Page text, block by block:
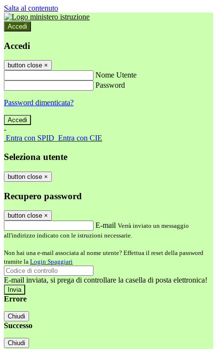
Salta al contenuto
Accedi
Accedi
button close ×
Nome Utente
Password
Password dimenticata?
-
Entra con SPID Entra con CIE
Seleziona utente
button close ×
Recupero password
button close ×
E-mail Verrà inviato un messaggio
all'indirizzo indicato con le istruzioni necessarie.
Non hai una e-mail associata al nome utente? Effettua il reset della password
tramite la Login Spaggiari
E-mail inviata, si prega di controllare la casella di posta elettronica!
Errore
Chiudi
Successo
Chiudi